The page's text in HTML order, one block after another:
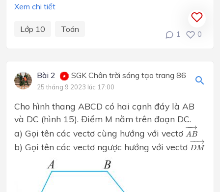
Xem chi tiết
Lớp 10 Toán
1 0
Bài 2 SGK Chân trời sáng tạo trang 86
25 tháng 9 2023 lúc 17:00
Cho hình thang ABCD có hai cạnh đáy là AB
và DC (hình 15). Điểm M nằm trên đoạn DC.
a) Gọi tên các vectơ cùng hướng với vectơ
−
−→
AB
AB
b) Gọi tên các vectơ ngược hướng với vectơ −−→
DM
DM→